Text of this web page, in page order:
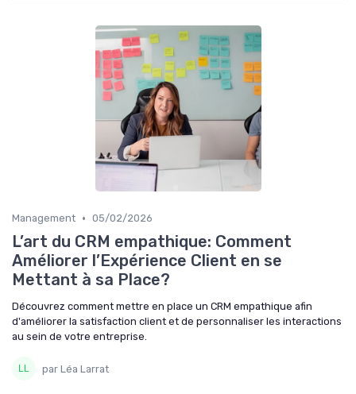
Management • 05/02/2026
L’art du CRM empathique: Comment
Améliorer l’Expérience Client en se
Mettant à sa Place?
Découvrez comment mettre en place un CRM empathique afin
d'améliorer la satisfaction client et de personnaliser les interactions
au sein de votre entreprise.
par Léa Larrat